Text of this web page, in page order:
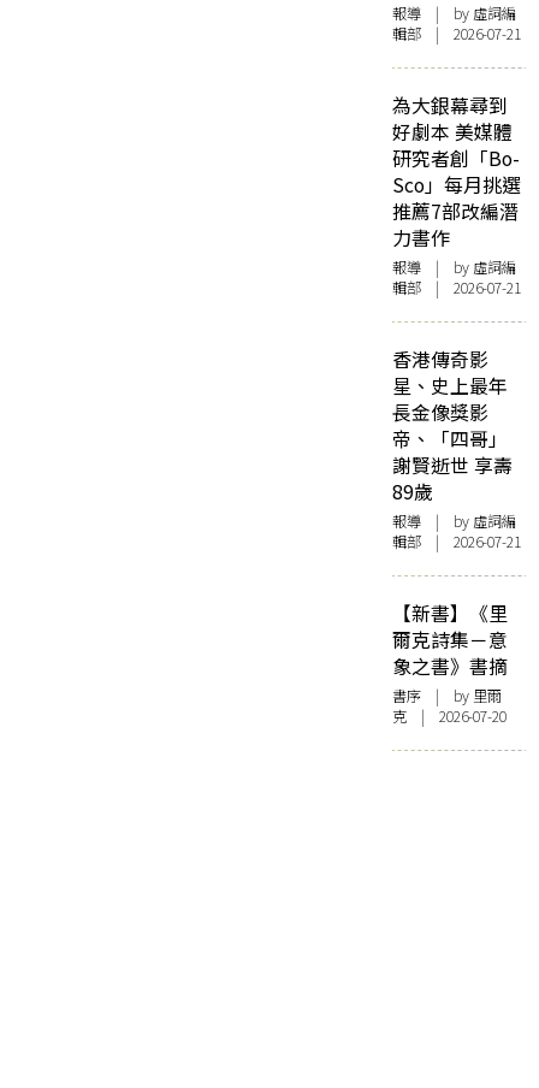
報導 | by 虛詞編
輯部 | 2026-07-21
為大銀幕尋到
好劇本 美媒體
研究者創「Bo-
Sco」每月挑選
推薦7部改編潛
力書作
報導 | by 虛詞編
輯部 | 2026-07-21
香港傳奇影
星、史上最年
長金像獎影
帝、「四哥」
謝賢逝世 享壽
89歲
報導 | by 虛詞編
輯部 | 2026-07-21
【新書】《里
爾克詩集－意
象之書》書摘
書序 | by 里爾
克 | 2026-07-20